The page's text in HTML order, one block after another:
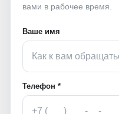
вами в рабочее время.
Ваше имя
Телефон *